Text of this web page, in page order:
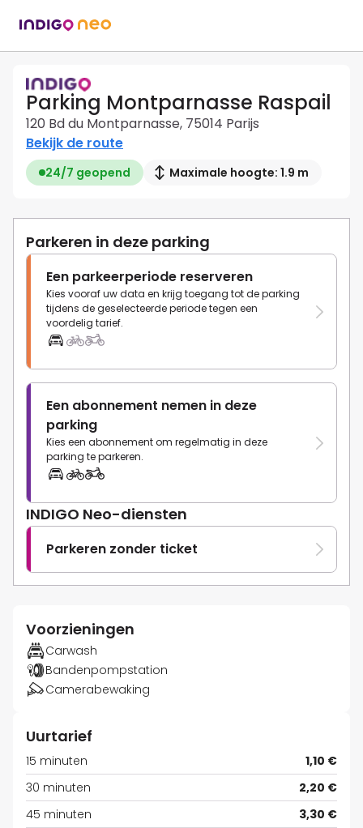
Parking Montparnasse Raspail
120 Bd du Montparnasse, 75014 Parijs
Bekijk de route
24/7 geopend Maximale hoogte: 1.9 m
Parkeren in deze parking
Een parkeerperiode reserveren
Kies vooraf uw data en krijg toegang tot de parking
tijdens de geselecteerde periode tegen een
voordelig tarief.
Een abonnement nemen in deze
parking
Kies een abonnement om regelmatig in deze
parking te parkeren.
INDIGO Neo-diensten
Parkeren zonder ticket
Voorzieningen
Carwash
Bandenpompstation
Camerabewaking
Uurtarief
15 minuten
1,10 €
30 minuten
2,20 €
45 minuten
3,30 €